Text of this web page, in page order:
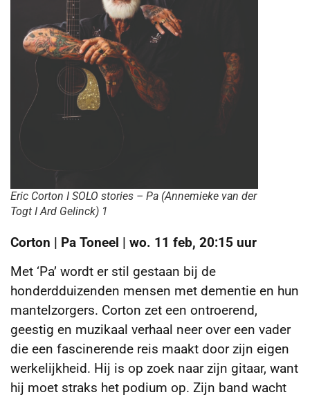
Eric Corton I SOLO stories – Pa (Annemieke van der
Togt I Ard Gelinck) 1
Corton | Pa Toneel | wo. 11 feb, 20:15 uur
Met ‘Pa’ wordt er stil gestaan bij de
honderdduizenden mensen met dementie en hun
mantelzorgers. Corton zet een ontroerend,
geestig en muzikaal verhaal neer over een vader
die een fascinerende reis maakt door zijn eigen
werkelijkheid. Hij is op zoek naar zijn gitaar, want
hij moet straks het podium op. Zijn band wacht